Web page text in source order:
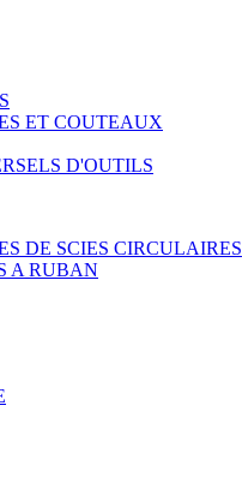
ET COUTEAUX
D'OUTILS
DE SCIES CIRCULAIRES
A RUBAN